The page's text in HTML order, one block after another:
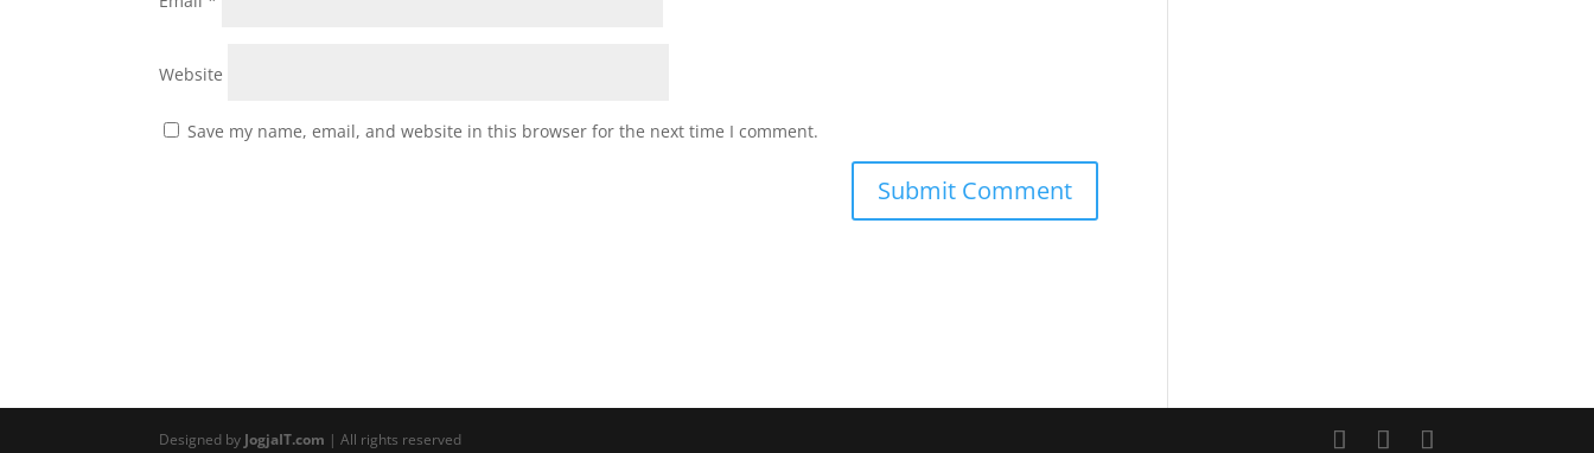
Website
Save my name, email, and website in this browser for the next time I comment.
Designed by JogjaIT.com | All rights reserved